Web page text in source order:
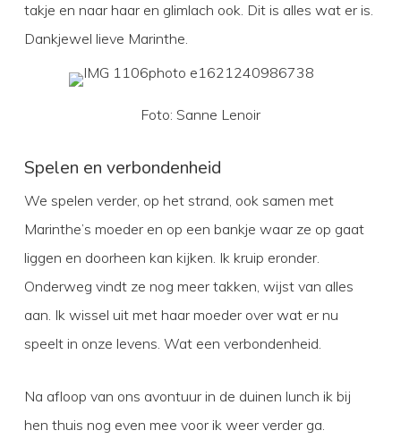
takje en naar haar en glimlach ook. Dit is alles wat er is.
Dankjewel lieve Marinthe.
Foto: Sanne Lenoir
Spelen en verbondenheid
We spelen verder, op het strand, ook samen met
Marinthe’s moeder en op een bankje waar ze op gaat
liggen en doorheen kan kijken. Ik kruip eronder.
Onderweg vindt ze nog meer takken, wijst van alles
aan. Ik wissel uit met haar moeder over wat er nu
speelt in onze levens. Wat een verbondenheid.
Na afloop van ons avontuur in de duinen lunch ik bij
hen thuis nog even mee voor ik weer verder ga.